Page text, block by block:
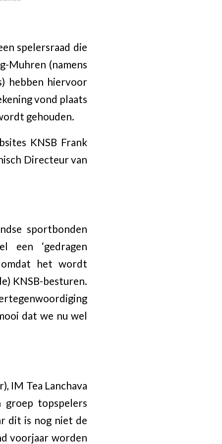
spelersraad die
Muhren (namens
hebben hiervoor
vond plaats
gehouden.
KNSB Frank
Directeur van
sportbonden
een ‘gedragen
het wordt
KNSB-besturen.
dat we nu wel
IM Tea Lanchava
groep topspelers
dit is nog niet de
voorjaar worden